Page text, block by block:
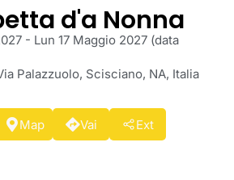
d'a Nonna
- Lun 17 Maggio 2027 (data
Palazzuolo, Scisciano, NA, Italia
Map Vai Ext